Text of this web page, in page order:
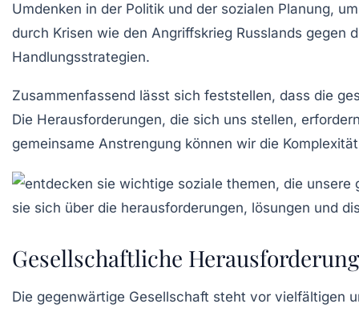
Umdenken in der Politik und der sozialen Planung,
durch Krisen wie den Angriffskrieg Russlands gegen
Handlungsstrategien.
Zusammenfassend lässt sich feststellen, dass die
Die Herausforderungen, die sich uns stellen,
gemeinsame Anstrengung können wir die
Gesellschaftliche
Die gegenwärtige Gesellschaft steht vor vielfältigen